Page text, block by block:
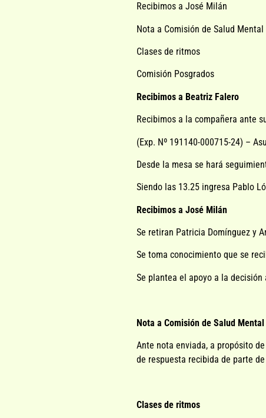
Recibimos a José Milán
Nota a Comisión de Salud Mental
Clases de ritmos
Comisión Posgrados
Recibimos a Beatriz Falero
Recibimos a la compañera ante
(Exp. Nº 191140-000715-24) –
Desde la mesa se hará
Siendo las 13.25 ingresa Pablo
Recibimos a José Milán
Se retiran Patricia Domínguez y
Se toma conocimiento que se
Se plantea el apoyo a la
Nota a Comisión de Salud Mental
Ante nota enviada, a propósito
de respuesta recibida de parte
Clases de ritmos